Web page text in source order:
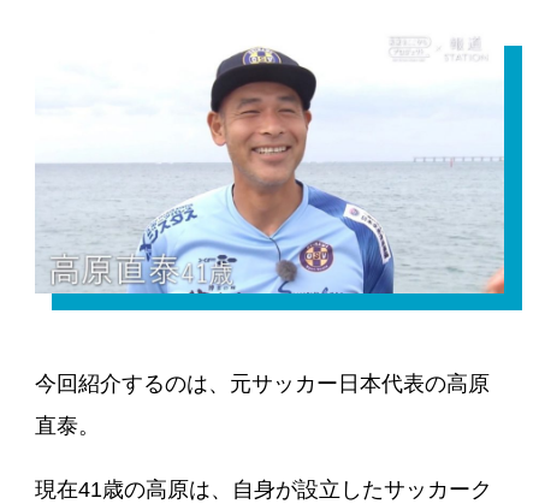
今回紹介するのは、元サッカー日本代表の高原
直泰。
現在41歳の高原は、自身が設立したサッカーク